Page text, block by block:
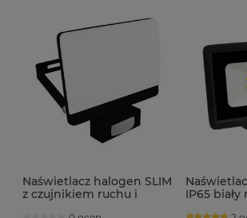
Naświetlacz halogen SLIM
z czujnikiem ruchu i
IP65